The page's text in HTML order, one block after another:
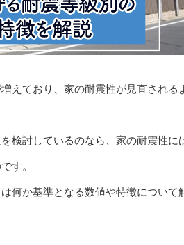
えており、家の耐震性が見直される
検討しているのなら、家の耐震性に
す。
何か基準となる数値や特徴について